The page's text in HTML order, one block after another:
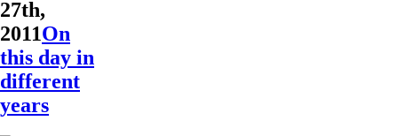
27th,
2011On
this day in
different
years